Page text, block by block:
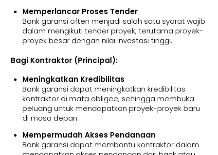
Memperlancar Proses Tender
Bank garansi often menjadi salah satu syarat wajib
dalam mengikuti tender proyek, terutama proyek-
proyek besar dengan nilai investasi tinggi.
Bagi Kontraktor (Principal):
Meningkatkan Kredibilitas
Bank garansi dapat meningkatkan kredibilitas
kontraktor di mata obligee, sehingga membuka
peluang untuk mendapatkan proyek-proyek baru
di masa depan.
Mempermudah Akses Pendanaan
Bank garansi dapat membantu kontraktor dalam